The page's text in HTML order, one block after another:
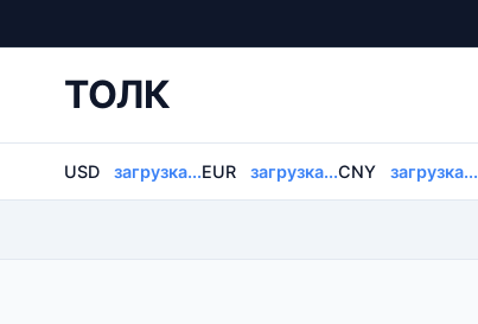
ТОЛК
USD загрузка...EUR загрузка...CNY загрузка...